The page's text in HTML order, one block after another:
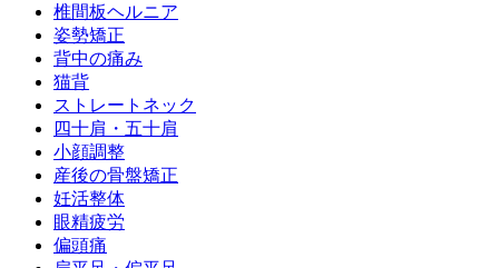
椎間板ヘルニア
姿勢矯正
背中の痛み
猫背
ストレートネック
四十肩・五十肩
小顔調整
産後の骨盤矯正
妊活整体
眼精疲労
偏頭痛